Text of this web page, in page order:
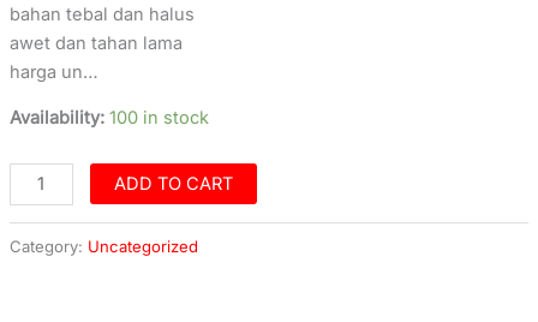
bahan tebal dan halus
awet dan tahan lama
harga un…
Availability: 100 in stock
ADD TO CART
Category: Uncategorized